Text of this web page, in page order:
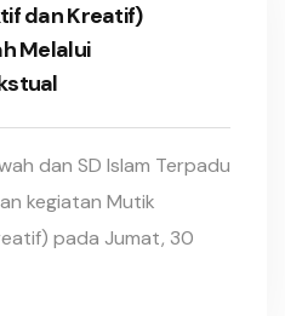
dan Kreatif)
Melalui
dan SD Islam Terpadu
kegiatan Mutik
pada Jumat, 30